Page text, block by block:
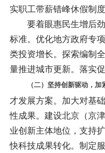
实职工带薪错峰休假制
要着眼惠民生增后劲
标准。优化地方政府专
类投资增长。探索编制
量推进城市更新。落实
（二）坚持创新驱动，加
才发展方案。加大对基
性成果。建设北京（京
业创新主体地位，支持
快科技成果转化。制定